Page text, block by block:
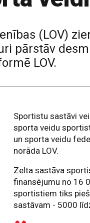
(LOV)
pārstāv
LOV.
Sportistu sastāvi
sporta veidu
un sporta veidu
norāda LOV.
Zelta sastāva
finansējumu no 16
sportistiem tiks
sastāvam - 5000